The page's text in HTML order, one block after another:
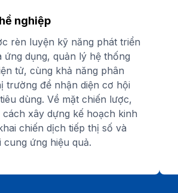
nghiệp
rèn luyện kỹ năng phát triển
ứng dụng, quản lý hệ thống
tử, cùng khả năng phân
trường để nhận diện cơ hội
dùng. Về mặt chiến lược,
xây dựng kế hoạch kinh
chiến dịch tiếp thị số và
ứng hiệu quả.